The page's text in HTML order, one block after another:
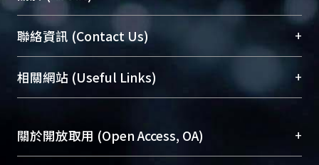
臺大位居世界頂尖大學之列，為永久珍藏及向國際
展現本校豐碩的研究成果及學術能量，圖書館整合
機構典藏（NTUR）與學術庫（AH）不同功能平
台，成為臺大學術典藏NTU scholars。期能整合研
成果。
To permanently archive and promote researcher
聯絡資訊 (Contact Us) +
總館學科館員(Main Library)
醫學圖書館學科館員(Medical Library)
Sciences Library)
相關網站 (Useful Links) +
關於開放取用 (Open Access, OA) +